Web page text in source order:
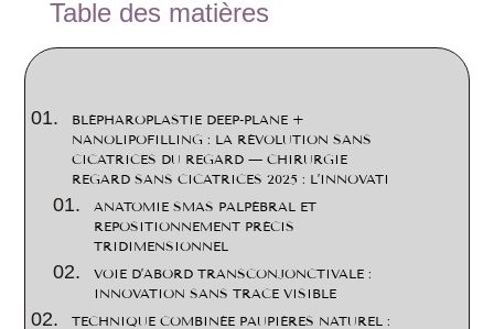
Table des matières
BLÉPHAROPLASTIE DEEP-PLANE +
NANOLIPOFILLING : LA RÉVOLUTION SANS
CICATRICES DU REGARD — CHIRURGIE
REGARD SANS CICATRICES 2025 : L’INNOVATI
ANATOMIE SMAS PALPÉBRAL ET
REPOSITIONNEMENT PRÉCIS
TRIDIMENSIONNEL
VOIE D’ABORD TRANSCONJONCTIVALE :
INNOVATION SANS TRACE VISIBLE
TECHNIQUE COMBINÉE PAUPIÈRES NATUREL :